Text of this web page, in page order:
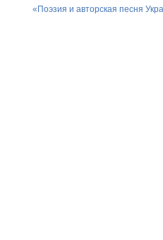
«Поэзия и авторская песня